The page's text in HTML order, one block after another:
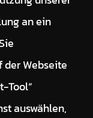
an ein
Webseite
Tool“
auswählen,